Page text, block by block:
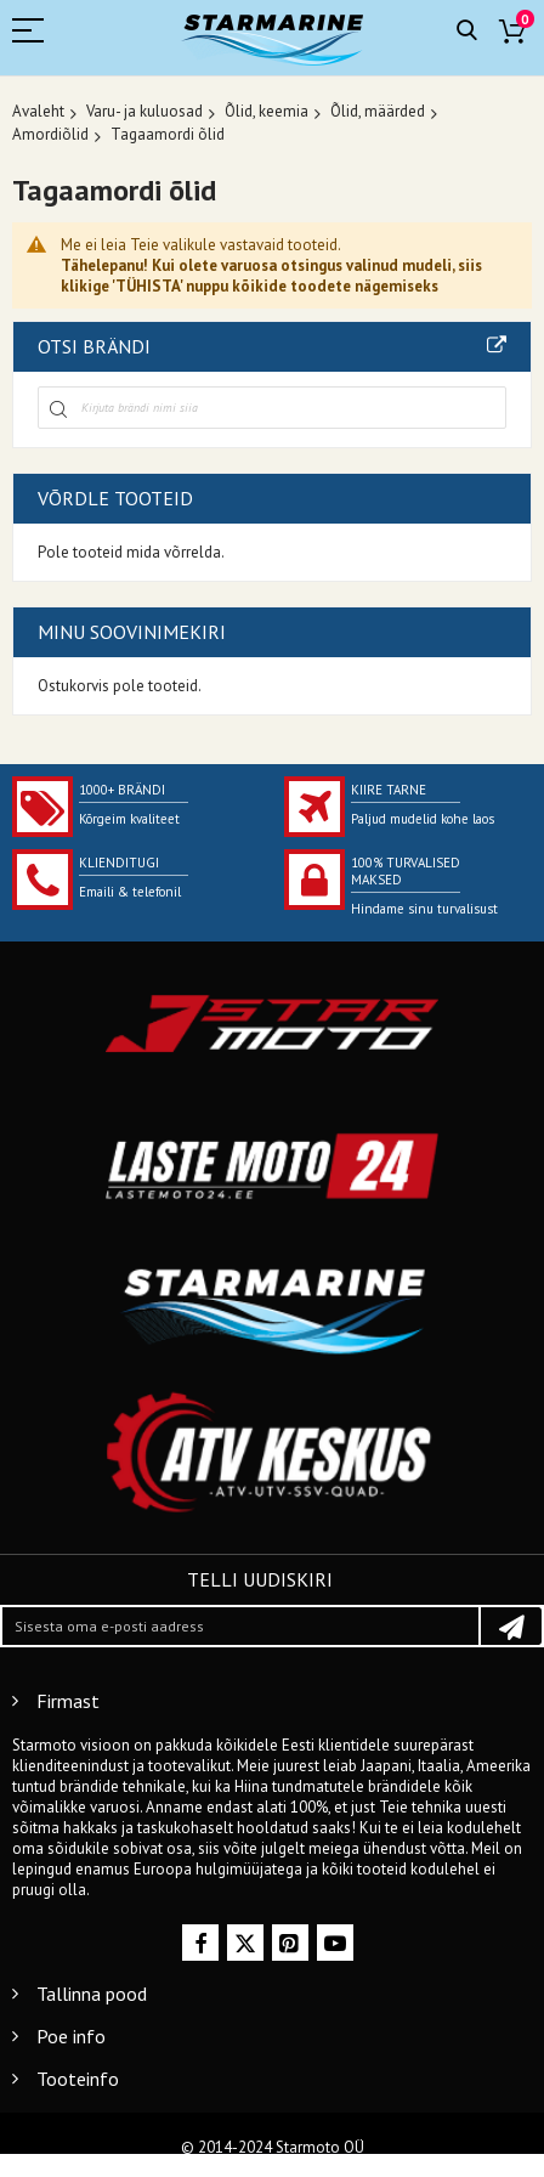
0
Avaleht Varu- ja kuluosad Õlid, keemia
Õlid, määrded
Amordiõlid
Tagaamordi õlid
Tagaamordi õlid
Me ei leia Teie valikule vastavaid tooteid.
Tähelepanu! Kui olete varuosa otsingus valinud mudeli, siis
klikige 'TÜHISTA' nuppu kõikide toodete nägemiseks
OTSI BRÄNDI
VÕRDLE TOOTEID
Pole tooteid mida võrrelda.
MINU SOOVINIMEKIRI
Ostukorvis pole tooteid.
1000+ BRÄNDI
Kõrgeim kvaliteet
KIIRE TARNE
Paljud mudelid kohe laos
KLIENDITUGI
Emaili & telefonil
100% TURVALISED
MAKSED
Hindame sinu turvalisust
TELLI UUDISKIRI
Firmast
Starmoto visioon on pakkuda kõikidele Eesti klientidele suurepärast
klienditeenindust ja tootevalikut. Meie juurest leiab Jaapani, Itaalia, Ameerika
tuntud brändide tehnikale, kui ka Hiina tundmatutele brändidele kõik
võimalikke varuosi. Anname endast alati 100%, et just Teie tehnika uuesti
sõitma hakkaks ja taskukohaselt hooldatud saaks! Kui te ei leia kodulehelt
oma sõidukile sobivat osa, siis võite julgelt meiega ühendust võtta. Meil on
lepingud enamus Euroopa hulgimüüjatega ja kõiki tooteid kodulehel ei
pruugi olla.
Tallinna pood
Poe info
Tooteinfo
© 2014-2024 Starmoto OÜ